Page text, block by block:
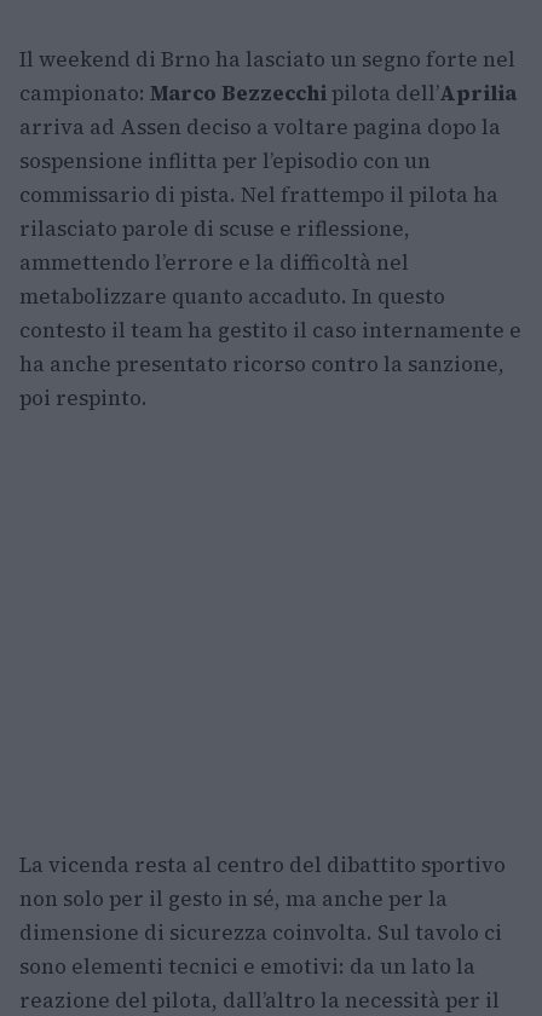
Il weekend di Brno ha lasciato un segno forte nel
campionato: Marco Bezzecchipilota dell’Aprilia
arriva ad Assen deciso a voltare pagina dopo la
sospensione inflitta per l’episodio con un
commissario di pista. Nel frattempo il pilota ha
rilasciato parole di scuse e riflessione,
ammettendo l’errore e la difficoltà nel
metabolizzare quanto accaduto. In questo
contesto il team ha gestito il caso internamente e
ha anche presentato ricorso contro la sanzione,
poi respinto.
La vicenda resta al centro del dibattito sportivo
non solo per il gesto in sé, ma anche per la
dimensione di sicurezza coinvolta. Sul tavolo ci
sono elementi tecnici e emotivi: da un lato la
reazione del pilota, dall’altro la necessità per il